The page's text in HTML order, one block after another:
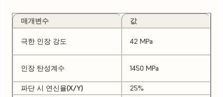
매개변수 값
극한 인장 강도 42 MPa
인장 탄성계수 1450 MPa
파단 시 연신율(X/Y)
25%